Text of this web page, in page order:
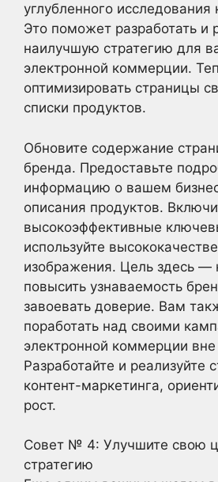
углубленного
Это поможет разработать и
наилучшую стратегию для
электронной коммерции.
оптимизировать страницы
списки продуктов.
Обновите содержание
бренда. Предоставьте
информацию о вашем
описания продуктов.
высокоэффективные
используйте
изображения. Цель здесь —
повысить узнаваемость
завоевать доверие. Вам
поработать над своими
электронной коммерции
Разработайте и реализуйте
контент-маркетинга,
рост.
Совет № 4: Улучшите свою
стратегию